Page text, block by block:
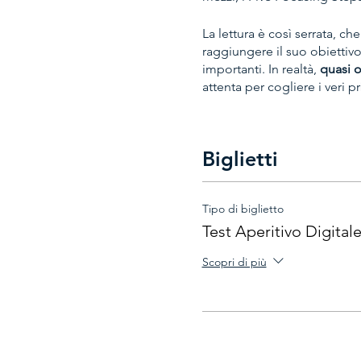
La lettura è così serrata,
raggiungere il suo
importanti. In realtà, quasi
attenta per cogliere i veri
concretamente.
conoscenze oltre che un
analcolici), oppure è
unita ad un buon
L'orario è stato pensato
Biglietti
Tipo di biglietto
Test Aperitivo Digitale
Scopri di più